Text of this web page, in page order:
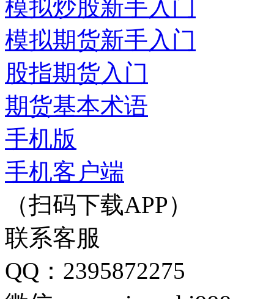
模拟炒股新手入门
模拟期货新手入门
股指期货入门
期货基本术语
手机版
手机客户端
（扫码下载APP）
联系客服
QQ：2395872275